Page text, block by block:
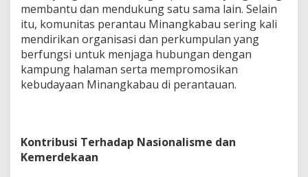
membantu dan mendukung satu sama lain. Selain
itu, komunitas perantau Minangkabau sering kali
mendirikan organisasi dan perkumpulan yang
berfungsi untuk menjaga hubungan dengan
kampung halaman serta mempromosikan
kebudayaan Minangkabau di perantauan.
Kontribusi Terhadap Nasionalisme dan
Kemerdekaan